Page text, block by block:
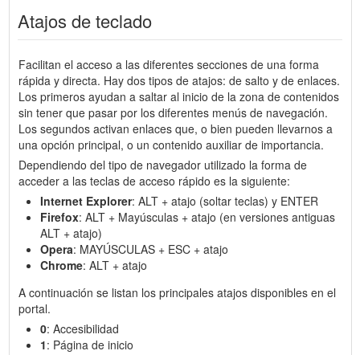
Atajos de teclado
Facilitan el acceso a las diferentes secciones de una forma
rápida y directa. Hay dos tipos de atajos: de salto y de enlaces.
Los primeros ayudan a saltar al inicio de la zona de contenidos
sin tener que pasar por los diferentes menús de navegación.
Los segundos activan enlaces que, o bien pueden llevarnos a
una opción principal, o un contenido auxiliar de importancia.
Dependiendo del tipo de navegador utilizado la forma de
acceder a las teclas de acceso rápido es la siguiente:
Internet Explorer: ALT + atajo (soltar teclas) y ENTER
Firefox: ALT + Mayúsculas + atajo (en versiones antiguas
ALT + atajo)
Opera: MAYÚSCULAS + ESC + atajo
Chrome: ALT + atajo
A continuación se listan los principales atajos disponibles en el
portal.
0: Accesibilidad
1: Página de inicio